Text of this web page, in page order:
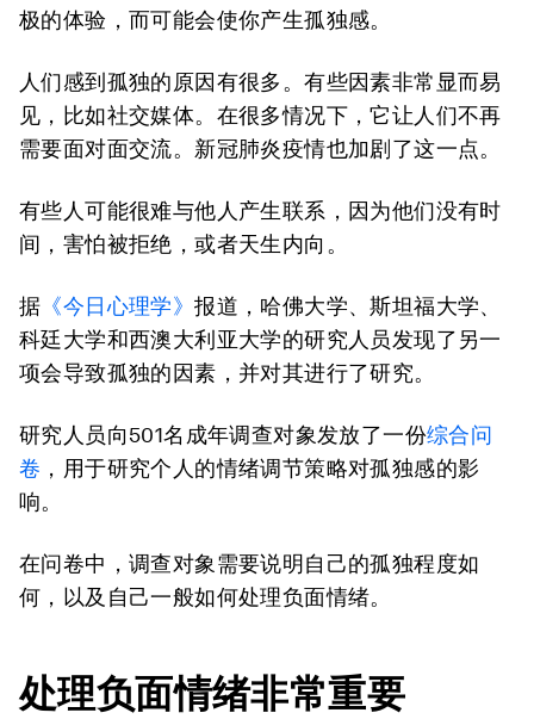
极的体验，而可能会使你产生孤独感。
人们感到孤独的原因有很多。有些因素非常显而易
见，比如社交媒体。在很多情况下，它让人们不再
需要面对面交流。新冠肺炎疫情也加剧了这一点。
有些人可能很难与他人产生联系，因为他们没有时
间，害怕被拒绝，或者天生内向。
据 《今日心理学》报道，哈佛大学、斯坦福大学、
科廷大学和西澳大利亚大学的研究人员发现了另一
项会导致孤独的因素，并对其进行了研究。
研究人员向501名成年调查对象发放了一份综合问
卷 ，用于研究个人的情绪调节策略对孤独感的影
响。
在问卷中，调查对象需要说明自己的孤独程度如
何，以及自己一般如何处理负面情绪。
处理负面情绪非常重要